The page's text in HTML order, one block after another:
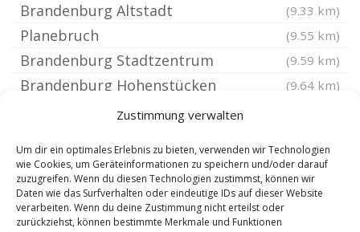
Zustimmung verwalten
Um dir ein optimales Erlebnis zu bieten, verwenden wir Technologien
wie Cookies, um Geräteinformationen zu speichern und/oder darauf
zuzugreifen. Wenn du diesen Technologien zustimmst, können wir
Daten wie das Surfverhalten oder eindeutige IDs auf dieser Website
verarbeiten. Wenn du deine Zustimmung nicht erteilst oder
zurückziehst, können bestimmte Merkmale und Funktionen
Brandenburg Altstadt (9.33 km)
Planebruch (9.55 km)
Brandenburg Stadtzentrum (9.59 km)
Brandenburg Hohenstücken (9.64 km)
Brandenburg an der Havel
Bensdorf (10.8 km)
Kade (10.91 km)
Schopsdorf (11.12 km)